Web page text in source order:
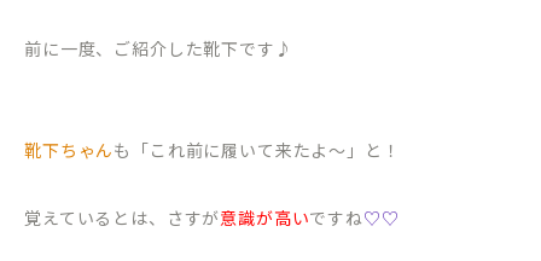
前に一度、ご紹介した靴下です♪
靴下ちゃんも「これ前に履いて来たよ〜」と！
覚えているとは、さすが意識が高いですね♡♡